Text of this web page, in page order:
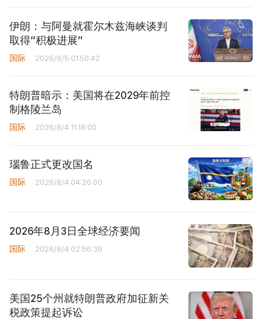
伊朗：与阿曼就霍尔木兹海峡谈判
取得“积极进展”
国际 2026/8/5 01:50:42
特朗普暗示：美国将在2029年前控
制格陵兰岛
国际 2026/8/4 11:18:00
瑙鲁正式更改国名
国际 2026/8/4 04:26:00
2026年8月3日全球经济要闻
国际 2026/8/4 02:56:39
美国25个州就特朗普政府加征新关
税政策提起诉讼